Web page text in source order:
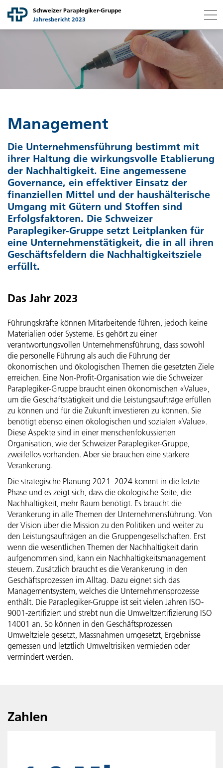
Schweizer Paraplegiker-Gruppe
Jahresbericht 2023
Botschaft Stiftungsratspräsidentin
Campus Nottwil
Strategische Leistungsfelder
Strategieperiode 21–24
Mitarbeitende
Schweizer Paraplegiker-Stiftung
Schweizer Paraplegiker-Zentrum
Schweizer Paraplegiker-Vereinigung
Schweizer Paraplegiker-Forschung
Gönner-Vereinigung der Schweizer Paraplegiker-Stiftung
Active Communication
Orthotec
Hotel Sempachersee
Finanzbericht
Botschaft Finanzchefin
Bilanz
Betriebsrechnung
Geldflussrechnung
Veränderung des Kapitals
Konsolidierungs- und Kombinierungskreis
Rechnungslegungs- und Bewertungsgrundsätze
Erläuterungen
Bericht der Revisionsstelle
Nachhaltigkeit
Gemeinsam für Mensch und Umwelt
Botschaft Projektleiter Nachhaltigkeit
Fokus Energie und Infrastruktur
Fokus Mobilität
Fokus Ressourcen
Fokus Menschen
Fokus Management
GRI-Index
Nonprofit Governance
Grundsätze
Struktur, Zweck und Ziele
Strategische Organe und Gremien
Entschädigungen
Risikomanagement und internes Kontrollsystem
Revision
Externe Aufsicht
Informationspolitik
Personenregister
Ich suche nach...
Suchen
Link to content
Link to contact page
Management
Die Unternehmensführung bestimmt mit
ihrer Haltung die wirkungsvolle Etablierung
der Nachhaltigkeit. Eine angemessene
Governance, ein effektiver Einsatz der
finanziellen Mittel und der haushälterische
Umgang mit Gütern und Stoffen sind
Erfolgsfaktoren. Die Schweizer
Paraplegiker-Gruppe setzt Leitplanken für
eine Unternehmenstätigkeit, die in all ihren
Geschäftsfeldern die Nachhaltigkeitsziele
erfüllt.
Das Jahr 2023
Führungskräfte können Mitarbeitende führen, jedoch keine
Materialien oder Systeme. Es gehört zu einer
verantwortungsvollen Unternehmensführung, dass sowohl
die personelle Führung als auch die Führung der
ökonomischen und ökologischen Themen die gesetzten Ziele
erreichen. Eine Non-Profit-Organisation wie die Schweizer
Paraplegiker-Gruppe braucht einen ökonomischen «Value»,
um die Geschäftstätigkeit und die Leistungsaufträge erfüllen
zu können und für die Zukunft investieren zu können. Sie
benötigt ebenso einen ökologischen und sozialen «Value».
Diese Aspekte sind in einer menschenfokussierten
Organisation, wie der Schweizer Paraplegiker-Gruppe,
zweifellos vorhanden. Aber sie brauchen eine stärkere
Verankerung.
Die strategische Planung 2021–2024 kommt in die letzte
Phase und es zeigt sich, dass die ökologische Seite, die
Nachhaltigkeit, mehr Raum benötigt. Es braucht die
Verankerung in alle Themen der Unternehmensführung. Von
der Vision über die Mission zu den Politiken und weiter zu
den Leistungsaufträgen an die Gruppengesellschaften. Erst
wenn die wesentlichen Themen der Nachhaltigkeit darin
aufgenommen sind, kann ein Nachhaltigkeitsmanagement
steuern. Zusätzlich braucht es die Verankerung in den
Geschäftsprozessen im Alltag. Dazu eignet sich das
Managementsystem, welches die Unternehmensprozesse
enthält. Die Paraplegiker-Gruppe ist seit vielen Jahren ISO-
9001-zertifiziert und strebt nun die Umweltzertifizierung ISO
14001 an. So können in den Geschäftsprozessen
Umweltziele gesetzt, Massnahmen umgesetzt, Ergebnisse
gemessen und letztlich Umweltrisiken vermieden oder
vermindert werden.
Zahlen